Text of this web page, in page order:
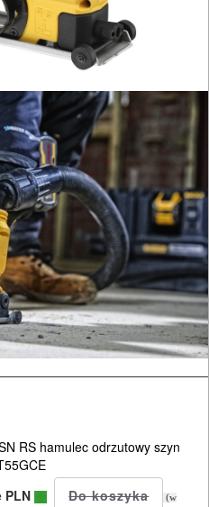
RS hamulec odrzutowy szyn
PLN
(w